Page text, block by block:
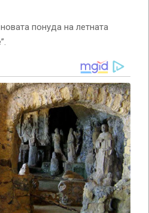
понуда на летната